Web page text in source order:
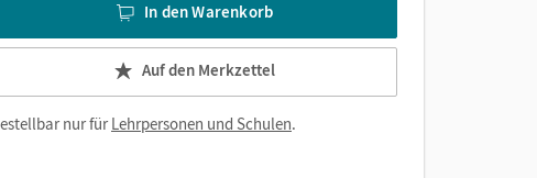
In den Warenkorb
Auf den Merkzettel
nur fürLehrpersonen und Schulen.